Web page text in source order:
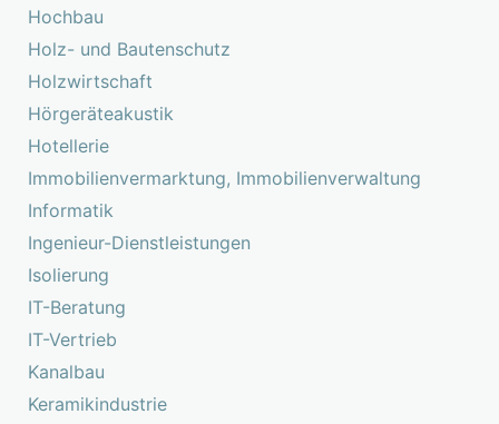
Hochbau
Holz- und Bautenschutz
Holzwirtschaft
Hörgeräteakustik
Hotellerie
Immobilienvermarktung, Immobilienverwaltung
Informatik
Ingenieur-Dienstleistungen
Isolierung
IT-Beratung
IT-Vertrieb
Kanalbau
Keramikindustrie